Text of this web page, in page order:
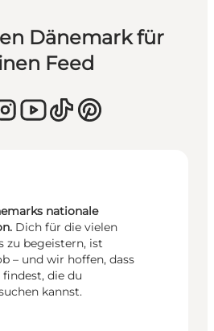
Dänemark für
Feed
nationale
Dich für die vielen
zu begeistern, ist
– und wir hoffen, dass
die du
kannst.